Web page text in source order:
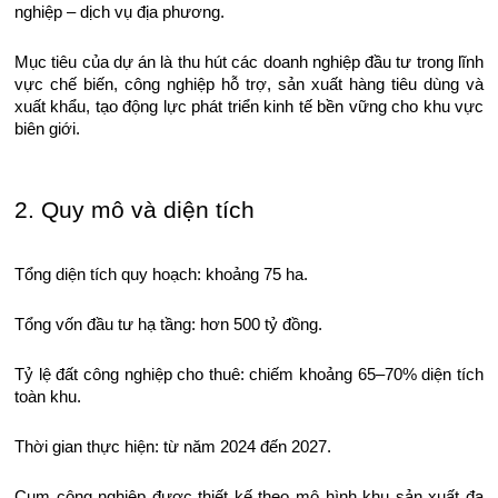
nghiệp – dịch vụ địa phương.
Mục tiêu của dự án là thu hút các doanh nghiệp đầu tư trong lĩnh
vực chế biến, công nghiệp hỗ trợ, sản xuất hàng tiêu dùng và
xuất khẩu, tạo động lực phát triển kinh tế bền vững cho khu vực
biên giới.
2. Quy mô và diện tích
Tổng diện tích quy hoạch: khoảng 75 ha.
Tổng vốn đầu tư hạ tầng: hơn 500 tỷ đồng.
Tỷ lệ đất công nghiệp cho thuê: chiếm khoảng 65–70% diện tích
toàn khu.
Thời gian thực hiện: từ năm 2024 đến 2027.